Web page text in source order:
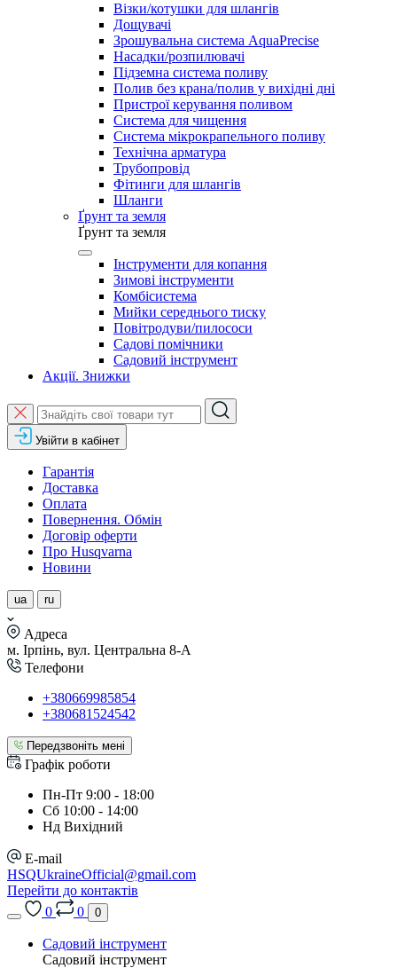
Візки/котушки для шлангів
Дощувачі
Зрошувальна система AquaPrecise
Насадки/розпилювачі
Підземна система поливу
Полив без крана/полив у вихідні дні
Пристрої керування поливом
Система для чищення
Система мікрокрапельного поливу
Технічна арматура
Трубопровід
Фітинги для шлангів
Шланги
Ґрунт та земля
Ґрунт та земля
Інструменти для копання
Зимові інструменти
Комбісистема
Мийки середнього тиску
Повітродуви/пилососи
Садові помічники
Садовий інструмент
Акції. Знижки
Увійти в кабінет
Гарантія
Доставка
Оплата
Повернення. Обмін
Договір оферти
Про Husqvarna
Новини
ua ru
Адреса
м. Ірпінь, вул. Центральна 8-А
Телефони
+380669985854
+380681524542
Передзвоніть мені
Графік роботи
Пн-Пт 9:00 - 18:00
Сб 10:00 - 14:00
Нд Вихідний
E-mail
HSQUkraineOfficial@gmail.com
Перейти до контактів
0
0 0
Садовий інструмент
Садовий інструмент